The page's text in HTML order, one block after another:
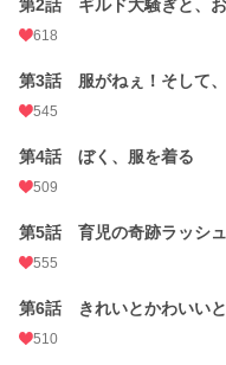
第2話 ギルド大騒ぎと、
618
第3話 服がねぇ！そして
545
第4話 ぼく、服を着る
509
第5話 育児の奇跡ラッシ
555
第6話 きれいとかわいい
510